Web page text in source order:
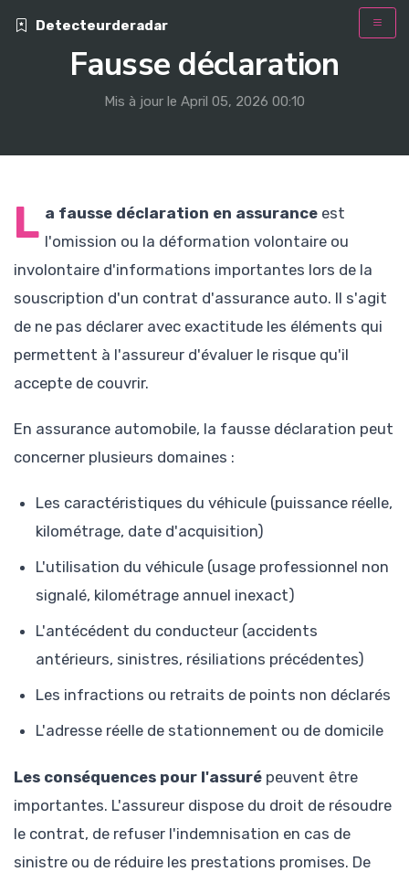
Detecteurderadar
Fausse déclaration
Mis à jour le April 05, 2026 00:10
L a fausse déclaration en assurance est
l'omission ou la déformation volontaire ou
involontaire d'informations importantes lors de la
souscription d'un contrat d'assurance auto. Il s'agit
de ne pas déclarer avec exactitude les éléments qui
permettent à l'assureur d'évaluer le risque qu'il
accepte de couvrir.
En assurance automobile, la fausse déclaration peut
concerner plusieurs domaines :
Les caractéristiques du véhicule (puissance réelle,
kilométrage, date d'acquisition)
L'utilisation du véhicule (usage professionnel non
signalé, kilométrage annuel inexact)
L'antécédent du conducteur (accidents
antérieurs, sinistres, résiliations précédentes)
Les infractions ou retraits de points non déclarés
L'adresse réelle de stationnement ou de domicile
Les conséquences pour l'assuré peuvent être
importantes. L'assureur dispose du droit de résoudre
le contrat, de refuser l'indemnisation en cas de
sinistre ou de réduire les prestations promises. De